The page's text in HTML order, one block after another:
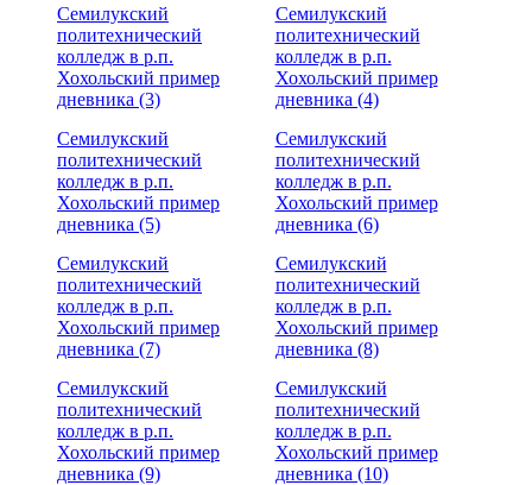
Семилукский
политехнический
колледж в р.п.
Хохольский пример
дневника (3)
Семилукский
политехнический
колледж в р.п.
Хохольский пример
дневника (4)
Семилукский
политехнический
колледж в р.п.
Хохольский пример
дневника (5)
Семилукский
политехнический
колледж в р.п.
Хохольский пример
дневника (6)
Семилукский
политехнический
колледж в р.п.
Хохольский пример
дневника (7)
Семилукский
политехнический
колледж в р.п.
Хохольский пример
дневника (8)
Семилукский
политехнический
колледж в р.п.
Хохольский пример
дневника (9)
Семилукский
политехнический
колледж в р.п.
Хохольский пример
дневника (10)